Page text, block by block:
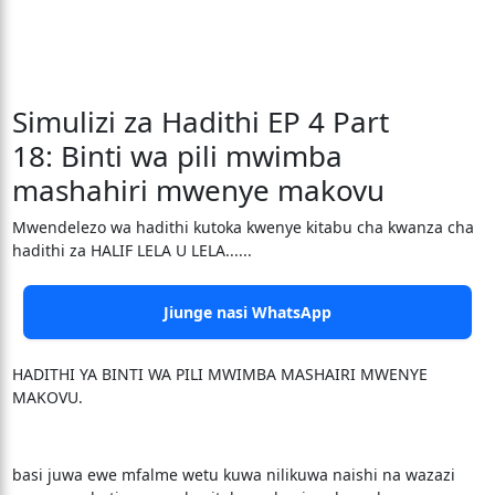
Simulizi za Hadithi EP 4 Part
18: Binti wa pili mwimba
mashahiri mwenye makovu
Mwendelezo wa hadithi kutoka kwenye kitabu cha kwanza cha
hadithi za HALIF LELA U LELA......
Jiunge nasi WhatsApp
HADITHI YA BINTI WA PILI MWIMBA MASHAIRI MWENYE
MAKOVU.
basi juwa ewe mfalme wetu kuwa nilikuwa naishi na wazazi